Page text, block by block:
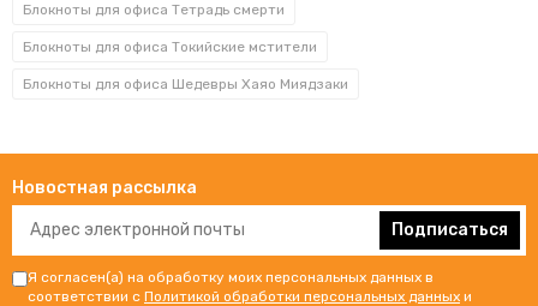
Блокноты для офиса Тетрадь смерти
Блокноты для офиса Токийские мстители
Блокноты для офиса Шедевры Хаяо Миядзаки
Новостная рассылка
Подписаться
Я согласен(а) на обработку моих персональных данных в
соответствии с Политикой обработки персональных данных и